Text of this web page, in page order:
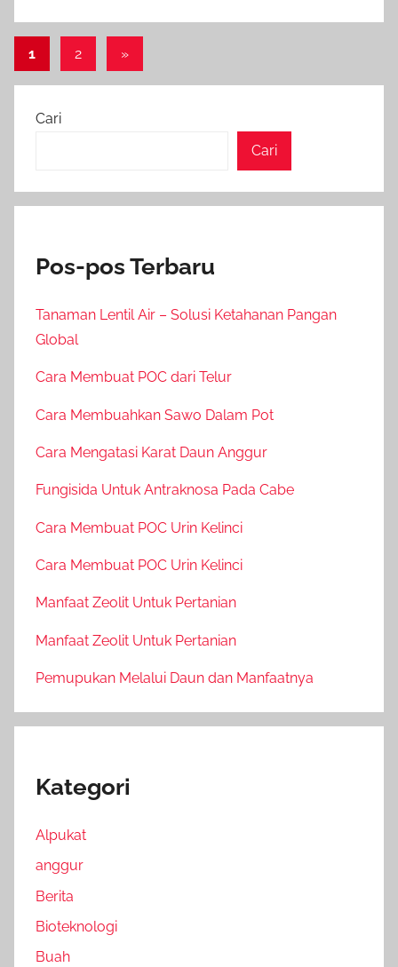
Paginasi
pos
1 2
Next
»
Cari
Cari
Pos-pos Terbaru
Tanaman Lentil Air – Solusi Ketahanan Pangan
Global
Cara Membuat POC dari Telur
Cara Membuahkan Sawo Dalam Pot
Cara Mengatasi Karat Daun Anggur
Fungisida Untuk Antraknosa Pada Cabe
Cara Membuat POC Urin Kelinci
Cara Membuat POC Urin Kelinci
Manfaat Zeolit Untuk Pertanian
Manfaat Zeolit Untuk Pertanian
Pemupukan Melalui Daun dan Manfaatnya
Kategori
Alpukat
anggur
Berita
Bioteknologi
Buah